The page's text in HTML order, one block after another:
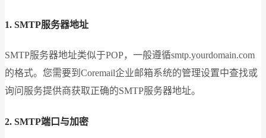
1. SMTP服务器地址
SMTP服务器地址类似于POP，一般遵循smtp.yourdomain.com
的格式。您需要到Coremail企业邮箱系统的管理设置中查找或
询问服务提供商获取正确的SMTP服务器地址。
2. SMTP端口与加密